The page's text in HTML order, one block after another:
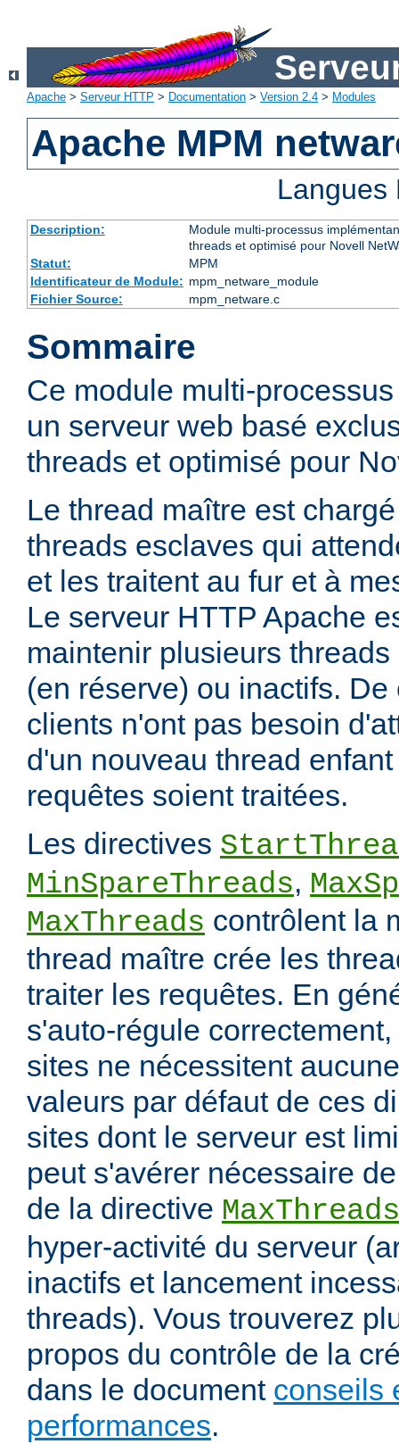
Apache > Serveur HTTP > Documentation > Version 2.4 > Modules
Apache MPM
Description:
Module multi-processus
threads et optimisé pour Novell
Statut:
MPM
Identificateur de Module: mpm_netware_module
Fichier Source:
mpm_netware.c
Sommaire
Ce module multi-
un serveur web basé
threads et optimisé pour
Le thread maître est
threads esclaves qui
et les traitent au fur et à
Le serveur HTTP Apache
maintenir plusieurs
(en réserve) ou inactifs.
clients n'ont pas besoin
d'un nouveau thread
requêtes soient traitées.
Les directives
MinSpareThreads,
MaxThreads contrôlent la
thread maître crée les
traiter les requêtes. En
s'auto-régule
sites ne nécessitent
valeurs par défaut de ces
sites dont le serveur est
peut s'avérer nécessaire
de la directive MaxThreads
hyper-activité du serveur
inactifs et lancement
threads). Vous trouverez
propos du contrôle de la
dans le document conseils
performances.